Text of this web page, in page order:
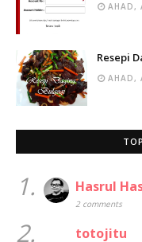
AHAD,
Resepi
AHAD,
1. Hasrul
2 comments
2. totojitu